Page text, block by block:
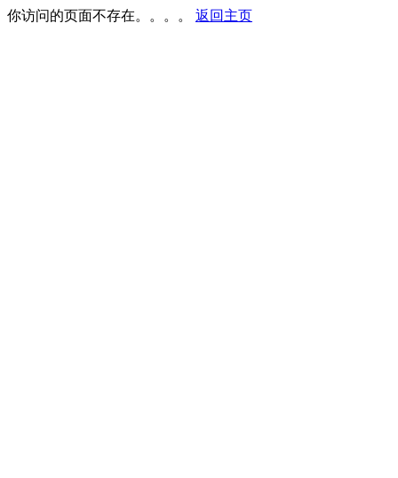
你访问的页面不存在。。。。 返回主页